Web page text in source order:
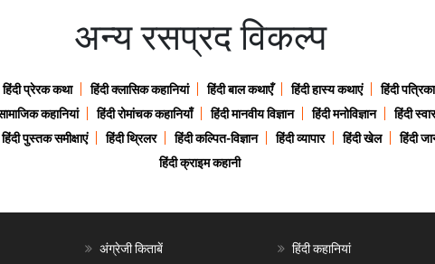
अन्य रसप्रद विकल्प
हिंदी प्रेरक कथा हिंदी क्लासिक कहानियां हिंदी बाल कथाएँ हिंदी हास्य कथाएं हिंदी पत्रिका
कहानियां हिंदी रोमांचक कहानियाँ हिंदी मानवीय विज्ञान हिंदी मनोविज्ञान हिंदी
हिंदी पुस्तक समीक्षाएं हिंदी थ्रिलर हिंदी कल्पित-विज्ञान हिंदी व्यापार हिंदी खेल हिंदी
हिंदी क्राइम कहानी
अंग्रेजी किताबें
हिंदी कहानियां